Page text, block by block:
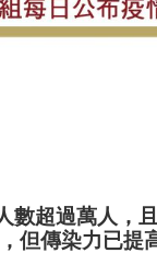
數超過萬人，
但傳染力已提